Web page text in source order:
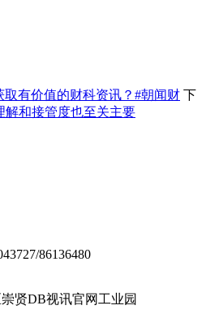
取有价值的财科资讯？#朝闻财 下
解和接管度也至关主要
86136480
贤DB视讯官网工业园